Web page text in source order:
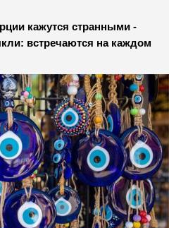
кажутся странными -
встречаются на каждом